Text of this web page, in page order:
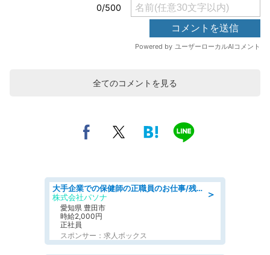
全てのコメントを見る
＞
大手企業での保健師の正職員のお仕事/残業なし/要資格:保健師
株式会社パソナ
愛知県 豊田市
時給2,000円
正社員
スポンサー：求人ボックス